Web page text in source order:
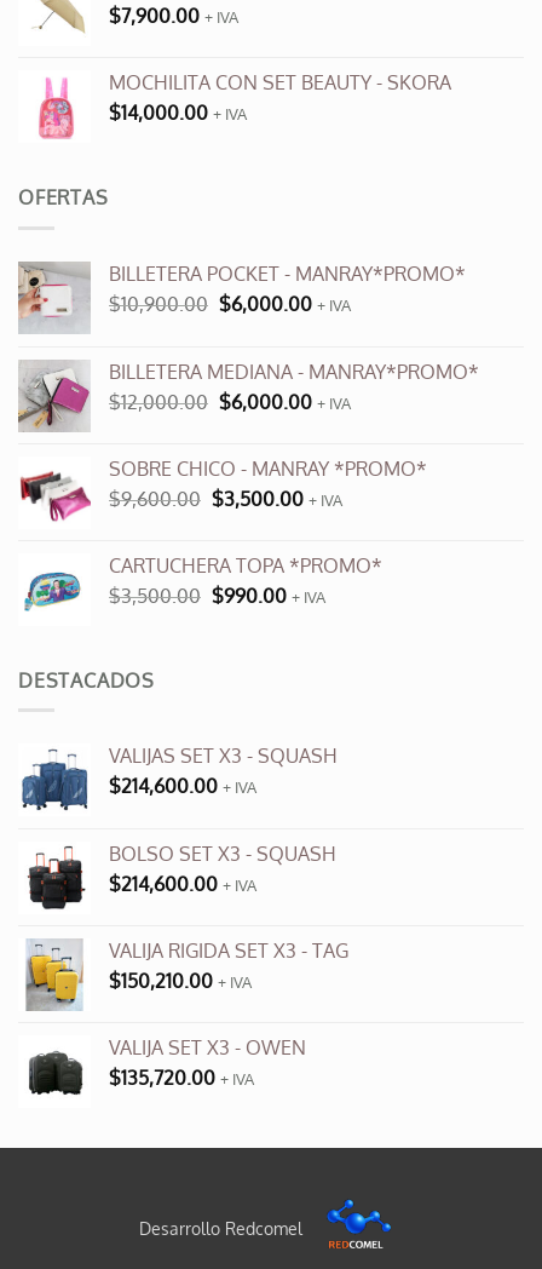
$7,900.00 + IVA
MOCHILITA CON SET BEAUTY - SKORA
$14,000.00 + IVA
OFERTAS
BILLETERA POCKET - MANRAY*PROMO*
$10,900.00 El
era:
$10,900.00.
$6,000.00El
es:
$6,000.00.
+ IVA
BILLETERA MEDIANA - MANRAY*PROMO*
$12,000.00 El
era:
$12,000.00.
$6,000.00El
es:
$6,000.00.
+ IVA
SOBRE CHICO - MANRAY *PROMO*
$9,600.00 El
era:
$9,600.00.
$3,500.00El
es:
$3,500.00.
+ IVA
CARTUCHERA TOPA *PROMO*
$3,500.00 El
$990.00El+ IVA
DESTACADOS
VALIJAS SET X3 - SQUASH
$214,600.00 + IVA
BOLSO SET X3 - SQUASH
$214,600.00 + IVA
VALIJA RIGIDA SET X3 - TAG
$150,210.00 + IVA
VALIJA SET X3 - OWEN
$135,720.00 + IVA
Desarrollo Redcomel